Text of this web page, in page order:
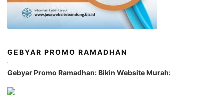
GEBYAR PROMO RAMADHAN
Gebyar Promo Ramadhan: Bikin Website Murah: